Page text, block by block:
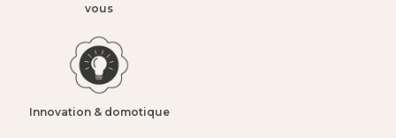
vous​
Innovation & domotique​